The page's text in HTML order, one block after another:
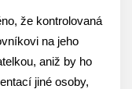
že kontrolovaná
na jeho
aniž by ho
jiné osoby,